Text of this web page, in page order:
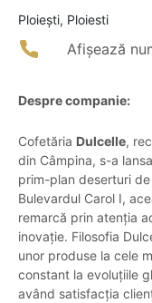
Ploieşti, Ploiesti
Afișează
Despre companie:
Cofetăria Dulcelle,
din Câmpina, s-a
prim-plan deserturi
Bulevardul Carol I,
remarcă prin atenția
inovație. Filosofia
unor produse la cele
constant la evoluțiile
având satisfacția